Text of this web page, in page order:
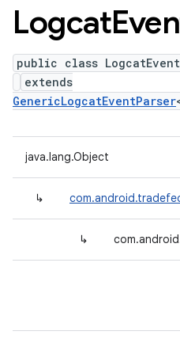
Logcat
public class
extends
GenericLogcatEventParser
java.lang.Object
↳
↳